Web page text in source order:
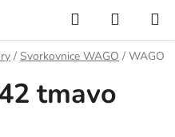
Hľadať
KOŠÍK
/ Svorkovnice WAGO / WAGO
tmavo